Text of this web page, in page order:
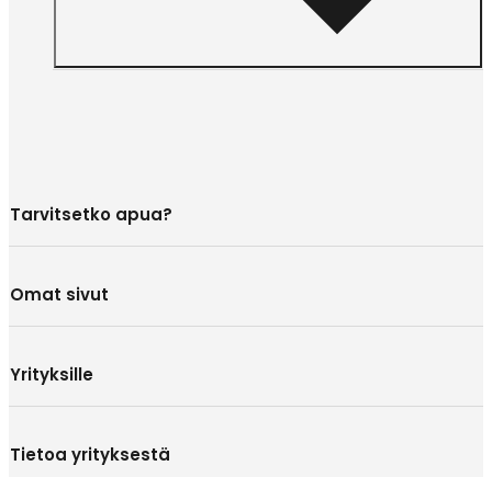
Tarvitsetko apua?
Omat sivut
Yrityksille
Tietoa yrityksestä